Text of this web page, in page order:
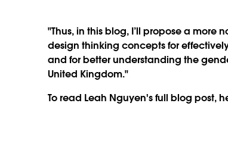
"Thus, in this blog, I’ll propose a
design thinking concepts for
and for better understanding the
United Kingdom."
To read Leah Nguyen's full blog post,